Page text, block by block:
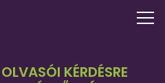
OLVASÓI KÉRDÉSRE